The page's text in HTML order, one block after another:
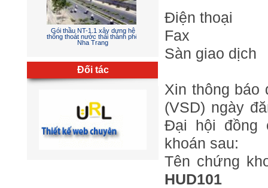
Gói thầu NT-1.1 xây dựng hệ
thống thoát nước thải thành phố
Nha Trang
Đàm giai đoạn 1
Đối tác
Điện
Fax :
Sàn giao
Xin thông báo
(VSD) ngày
Đại hội đồng
khoán sau:
Tên chứng
HUD101